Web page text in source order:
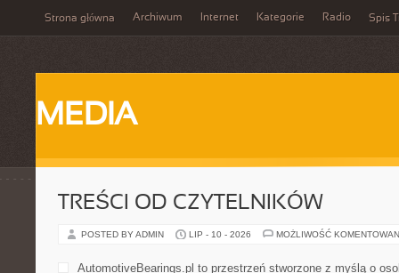
Strona główna Archiwum Internet Kategorie Radio Spis
MEDIA
TREŚCI OD CZYTELNIKÓW
POSTED BY ADMIN LIP - 10 - 2026 MOŻLIWOŚĆ
AutomotiveBearings.pl to przestrzeń stworzone z myślą o